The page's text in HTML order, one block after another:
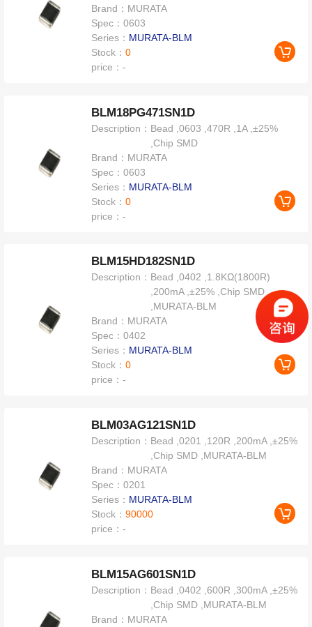
Brand： MURATA
Spec：0603
Series： MURATA-BLM
Stock：0
price：-
BLM18PG471SN1D
Description： Bead ,0603 ,470R ,1A ,±25%
,Chip SMD
Brand： MURATA
Spec：0603
Series： MURATA-BLM
Stock：0
price：-
BLM15HD182SN1D
Description： Bead ,0402 ,1.8KΩ(1800R)
,200mA ,±25% ,Chip SMD
,MURATA-BLM
Brand： MURATA
Spec：0402
Series： MURATA-BLM
Stock：0
price：-
BLM03AG121SN1D
Description： Bead ,0201 ,120R ,200mA ,±25%
,Chip SMD ,MURATA-BLM
Brand： MURATA
Spec：0201
Series： MURATA-BLM
Stock：90000
price：-
BLM15AG601SN1D
Description： Bead ,0402 ,600R ,300mA ,±25%
,Chip SMD ,MURATA-BLM
Brand： MURATA